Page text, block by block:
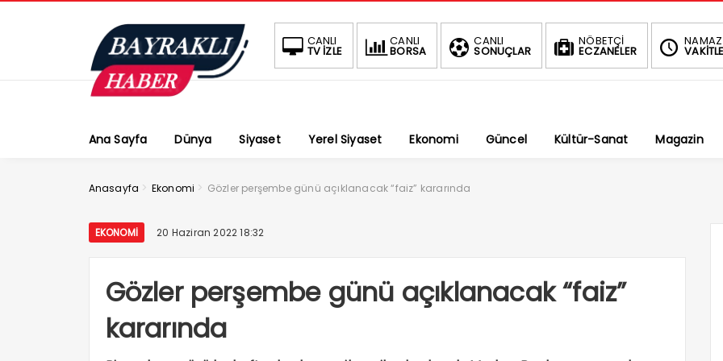
CANLI
TV İZLE
CANLI
BORSA
CANLI
SONUÇLAR
NÖBETÇİ
ECZANELER
NAMAZ
BIST
-0.02% 1.690,38
DOLAR
% 47,7009
Ana Sayfa Dünya Siyaset Yerel Siyaset Ekonomi Güncel Kültür-Sanat Magazin
Anasayfa > Ekonomi > Gözler perşembe günü açıklanacak “faiz” kararında
EKONOMI 20 Haziran 2022 18:32
Gözler perşembe günü açıklanacak “faiz”
kararında